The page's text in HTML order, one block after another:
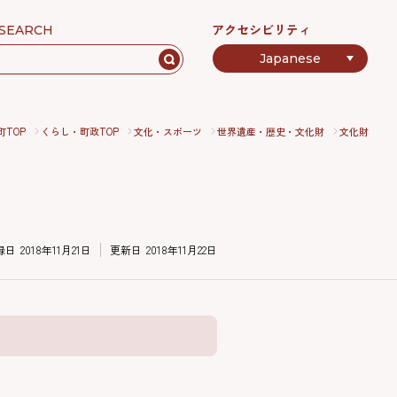
アクセシビリティ
TOP くらし・町政TOP 文化・スポーツ 世界遺産・歴史・文化財 文化財
日 2018年11月21日 更新日 2018年11月22日